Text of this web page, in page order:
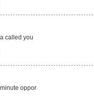
called you
oppor